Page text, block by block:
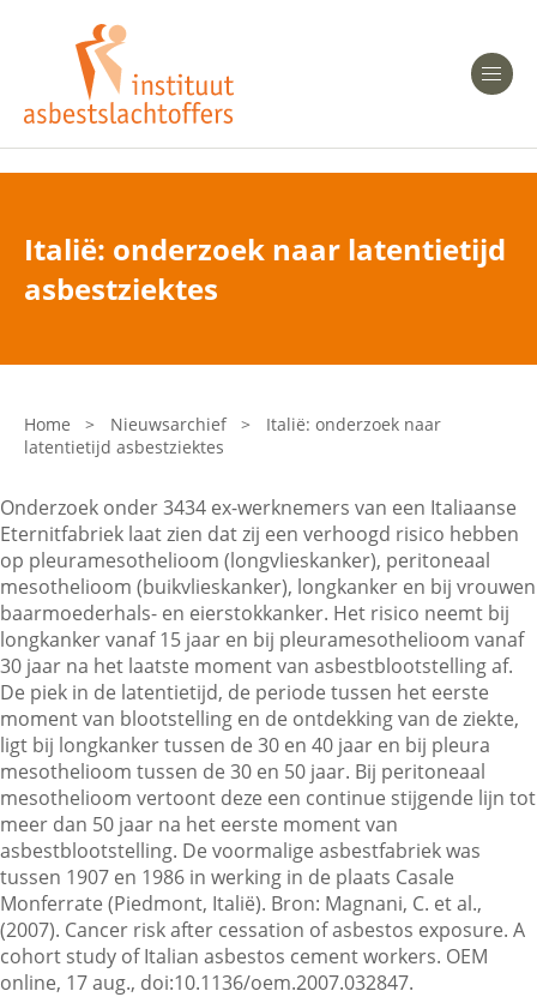
Heeft u Mesothelioom?
Heeft u Asbestose?
Bent u arts?
Asbest en Gezondheid
Laatste nieuws
Onze organisatie
Veelgestelde vragen
Contactgegevens
Zoeken
Italië: onderzoek naar latentietijd
asbestziektes
Home > Nieuwsarchief >
Italië: onderzoek naar
latentietijd asbestziektes
Onderzoek onder 3434 ex-werknemers van een Italiaanse
Eternitfabriek laat zien dat zij een verhoogd risico hebben
op pleuramesothelioom (longvlieskanker), peritoneaal
mesothelioom (buikvlieskanker), longkanker en bij vrouwen
baarmoederhals- en eierstokkanker. Het risico neemt bij
longkanker vanaf 15 jaar en bij pleuramesothelioom vanaf
30 jaar na het laatste moment van asbestblootstelling af.
De piek in de latentietijd, de periode tussen het eerste
moment van blootstelling en de ontdekking van de ziekte,
ligt bij longkanker tussen de 30 en 40 jaar en bij pleura
mesothelioom tussen de 30 en 50 jaar. Bij peritoneaal
mesothelioom vertoont deze een continue stijgende lijn tot
meer dan 50 jaar na het eerste moment van
asbestblootstelling. De voormalige asbestfabriek was
tussen 1907 en 1986 in werking in de plaats Casale
Monferrate (Piedmont, Italië). Bron: Magnani, C. et al.,
(2007). Cancer risk after cessation of asbestos exposure. A
cohort study of Italian asbestos cement workers. OEM
online, 17 aug., doi:10.1136/oem.2007.032847.